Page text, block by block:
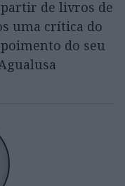
partir de livros de
uma crítica do
do seu